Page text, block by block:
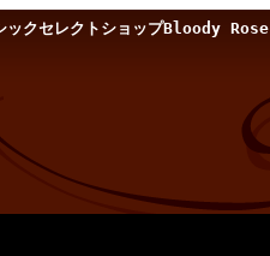
ックセレクトショップBloody Rose